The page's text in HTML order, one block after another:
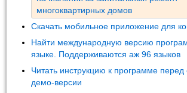
многоквартирных домов
Скачать мобильное приложение для
Найти международную версию
языке. Поддерживаются аж 96 языков
Читать инструкцию к программе перед
демо-версии